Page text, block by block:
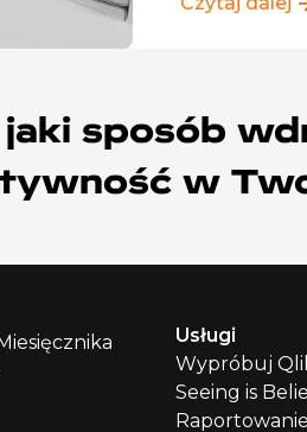
sposób
w
Usługi
Wypróbuj
Seeing is